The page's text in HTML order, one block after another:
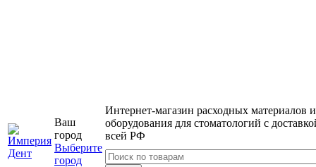
Ваш
город
Выберите
город
Интернет-магазин расходных материалов и
оборудования для стоматологий с
всей РФ